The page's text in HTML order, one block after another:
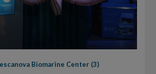
Biomarine Center (3)